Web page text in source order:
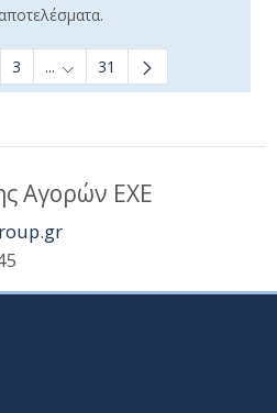
3 ... Ενδιάμεσες σελίδες Use
31
Αγορών ΕΧΕ